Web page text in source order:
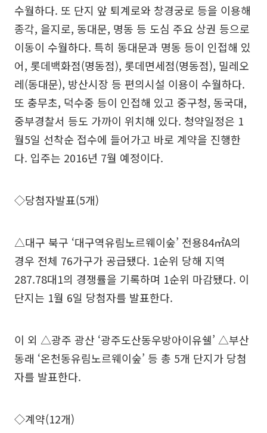
수월하다. 또 단지 앞 퇴계로와 창경궁로 등을 이용해
종각, 을지로, 동대문, 명동 등 도심 주요 상권 등으로
이동이 수월하다. 특히 동대문과 명동 등이 인접해 있
어, 롯데백화점(명동점), 롯데면세점(명동점), 밀레오
레(동대문), 방산시장 등 편의시설 이용이 수월하다.
또 충무초, 덕수중 등이 인접해 있고 중구청, 동국대,
중부경찰서 등도 가까이 위치해 있다. 청약일정은 1
월5일 선착순 접수에 들어가고 바로 계약을 진행한
다. 입주는 2016년 7월 예정이다.
◇당첨자발표(5개)
△대구 북구 ‘대구역유림노르웨이숲’ 전용84㎡A의
경우 전체 76가구가 공급됐다. 1순위 당해 지역
287.78대1의 경쟁률을 기록하며 1순위 마감됐다. 이
단지는 1월 6일 당첨자를 발표한다.
이 외 △광주 광산 ‘광주도산동우방아이유쉘’ △부산
동래 ‘온천동유림노르웨이숲’ 등 총 5개 단지가 당첨
자를 발표한다.
◇계약(12개)